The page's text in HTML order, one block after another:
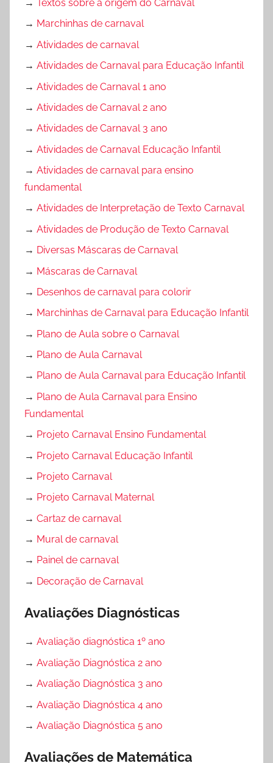
→ Textos sobre a origem do Carnaval
→ Marchinhas de carnaval
→ Atividades de carnaval
→ Atividades de Carnaval para Educação Infantil
→ Atividades de Carnaval 1 ano
→ Atividades de Carnaval 2 ano
→ Atividades de Carnaval 3 ano
→ Atividades de Carnaval Educação Infantil
→ Atividades de carnaval para ensino
fundamental
→ Atividades de Interpretação de Texto Carnaval
→ Atividades de Produção de Texto Carnaval
→ Diversas Máscaras de Carnaval
→ Máscaras de Carnaval
→ Desenhos de carnaval para colorir
→ Marchinhas de Carnaval para Educação Infantil
→ Plano de Aula sobre o Carnaval
→ Plano de Aula Carnaval
→ Plano de Aula Carnaval para Educação Infantil
→ Plano de Aula Carnaval para Ensino
Fundamental
→ Projeto Carnaval Ensino Fundamental
→ Projeto Carnaval Educação Infantil
→ Projeto Carnaval
→ Projeto Carnaval Maternal
→ Cartaz de carnaval
→ Mural de carnaval
→ Painel de carnaval
→ Decoração de Carnaval
Avaliações Diagnósticas
→ Avaliação diagnóstica 1º ano
→ Avaliação Diagnóstica 2 ano
→ Avaliação Diagnóstica 3 ano
→ Avaliação Diagnóstica 4 ano
→ Avaliação Diagnóstica 5 ano
Avaliações de Matemática